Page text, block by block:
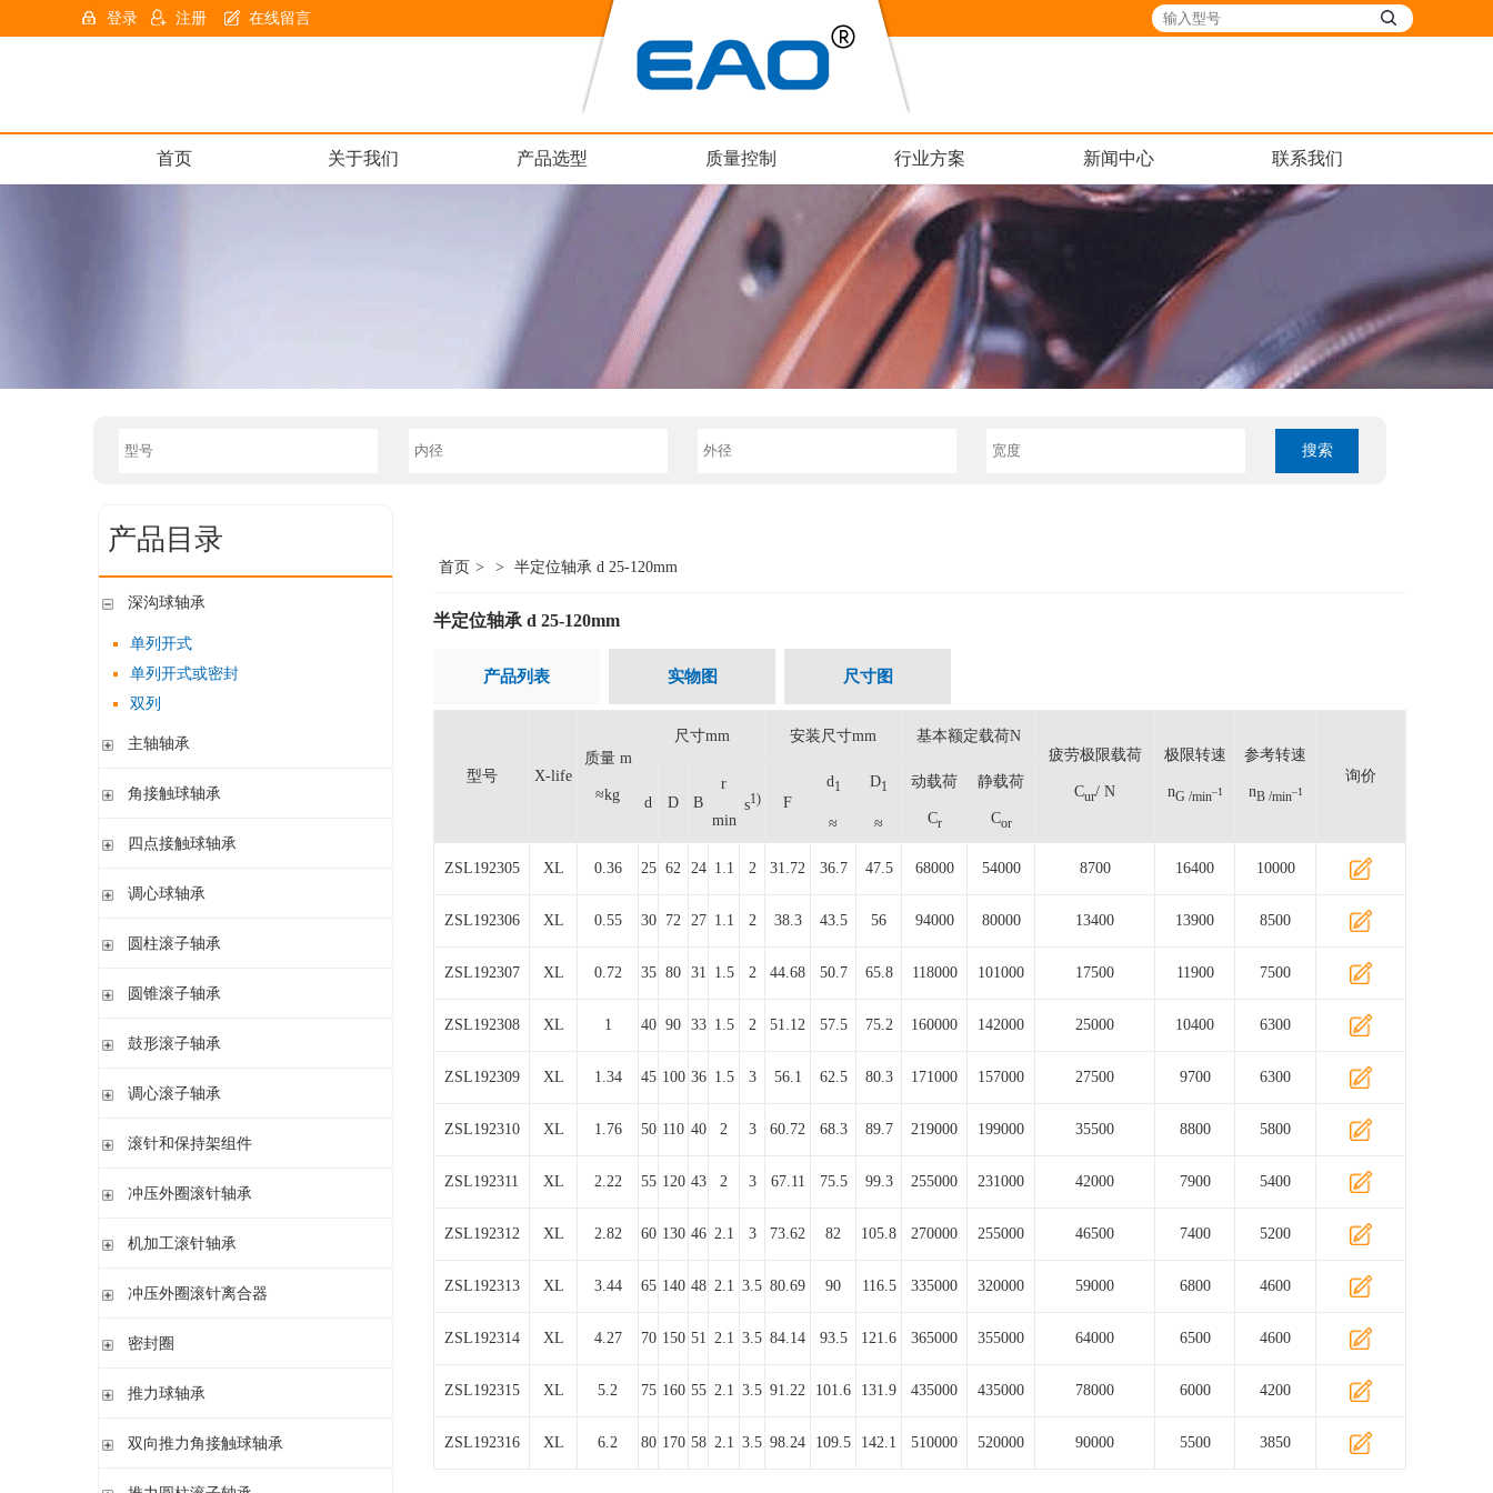
在线留言
登录 注册
首页 关于我们 产品选型 质量控制 行业方案 新闻中心 联系我们
产品目录
深沟球轴承
单列开式
单列开式或密封
双列
主轴轴承
带钢球
带钢球 密封
角接触球轴承
单列开式或密封
双列开式或密封
四点接触球轴承
四点接触球轴承
调心球轴承
圆柱孔开式或密封
圆柱孔或圆锥孔 开式
带紧定套开式或密封
带紧定套开式
圆柱滚子轴承
带保持架的圆柱滚子轴承
单列满装圆柱滚子轴承
高精密圆柱滚子轴承
圆锥滚子轴承
单列圆锥滚子轴承
单列英制圆锥滚子轴承
鼓形滚子轴承
圆柱孔或圆锥孔
调心滚子轴承
圆柱孔或圆锥孔
带退卸套
滚针和保持架组件
单列
冲压外圈滚针轴承
开式 闭式 无密封
开式、满装滚针单元、无密封
机加工滚针轴承
无内圈
带内圈 开式
带内圈 密封
无挡边无内圈 开式
冲压外圈滚针离合器
不带轴承 带滚花或不带滚花
密封圈
密封圈
推力球轴承
单向推力球轴承
双向推力角接触球轴承
双向推力角接触球轴承
首页 > > 半定位轴承 d 25-120mm
半定位轴承 d 25-120mm
产品列表 实物图 尺寸图
型号 X-life
质量 m
≈kg
尺寸mm 安装尺寸mm
基本额定载荷N
疲劳极限载荷
Cur/ N
极限转速
nG /min–1
参考转速
nB /min–1
询价
d
D B
r
min
s1) F
d1
≈
D1
≈
动载荷
Cr
静载荷
Cor
ZSL192305 XL 0.36 25 62 24 1.1 2 31.72 36.7 47.5 68000 54000 8700 16400 10000
ZSL192306 XL 0.55 30 72 27 1.1 2 38.3 43.5 56 94000 80000 13400 13900 8500
ZSL192307 XL 0.72 35 80 31 1.5 2 44.68 50.7 65.8 118000 101000 17500 11900 7500
ZSL192308 XL 1 40 90 33 1.5 2 51.12 57.5 75.2 160000 142000 25000 10400 6300
ZSL192309 XL 1.34 45 100 36 1.5 3 56.1 62.5 80.3 171000 157000 27500 9700 6300
ZSL192310 XL 1.76 50 110 40 2 3 60.72 68.3 89.7 219000 199000 35500 8800 5800
ZSL192311 XL 2.22 55 120 43 2 3 67.11 75.5 99.3 255000 231000 42000 7900 5400
ZSL192312 XL 2.82 60 130 46 2.1 3 73.62 82 105.8 270000 255000 46500 7400 5200
ZSL192313 XL 3.44 65 140 48 2.1 3.5 80.69 90 116.5 335000 320000 59000 6800 4600
ZSL192314 XL 4.27 70 150 51 2.1 3.5 84.14 93.5 121.6 365000 355000 64000 6500 4600
ZSL192315 XL 5.2 75 160 55 2.1 3.5 91.22 101.6 131.9 435000 435000 78000 6000 4200
ZSL192316 XL 6.2 80 170 58 2.1 3.5 98.24 109.5 142.1 510000 520000 90000 5500 3850